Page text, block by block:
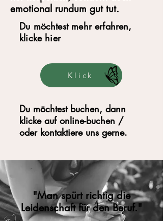
emotional rundum gut tut.
Du möchtest mehr erfahren,
klicke hier
Klick
Du möchtest buchen, dann
klicke auf online-buchen /
oder kontaktiere uns gerne.
"Man spürt richtig die
Leidenschaft für den Beruf."